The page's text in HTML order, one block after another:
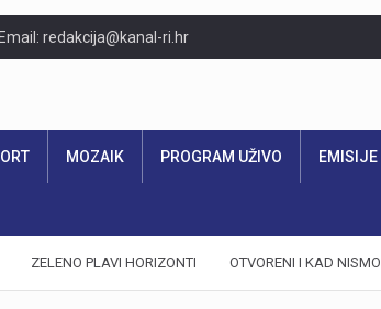
redakcija@kanal-ri.hr
MOZAIK PROGRAM UŽIVO EMISIJE
ZELENO PLAVI HORIZONTI OTVORENI I KAD NISMO